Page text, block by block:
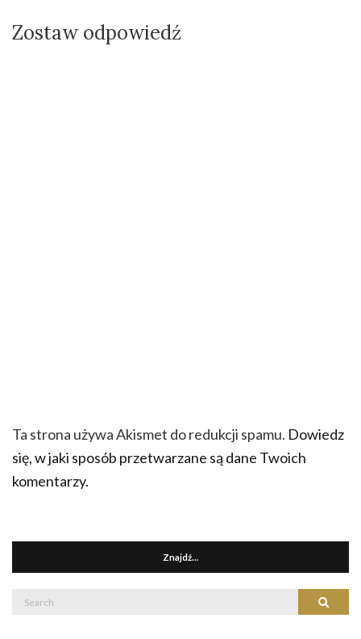
Zostaw odpowiedź
Ta strona używa Akismet do redukcji spamu. Dowiedz
się, w jaki sposób przetwarzane są dane Twoich
komentarzy.
Znajdź…
Search